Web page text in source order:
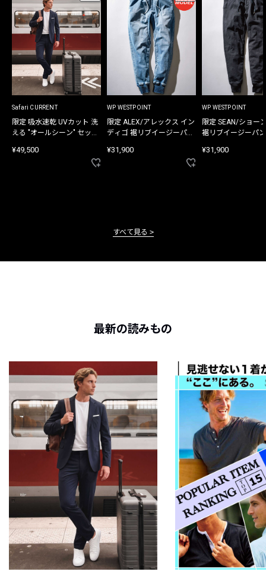
Safari CURRENT
限定 吸水速乾 UVカット 洗
える "オールシーン" セット
¥49,500
WP WESTPOINT
限定 ALEX/アレックス イン
ディゴ 裾リブイージーパン
¥31,900
WP WESTPOINT
限定 SEAN/ショー
裾リブイージーパ
¥31,900
すべて見る
最新の読みもの